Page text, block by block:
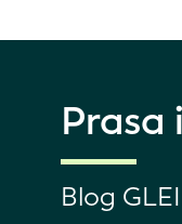
Prasa
Blog